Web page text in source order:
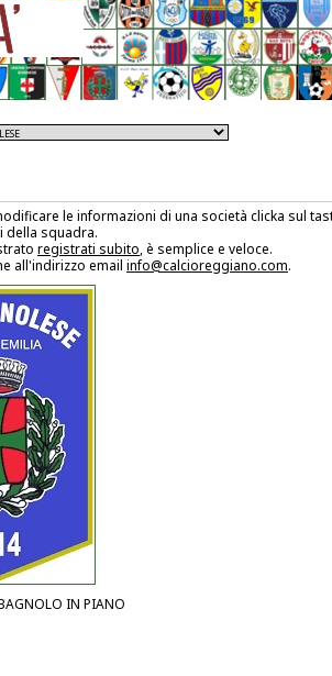
le informazioni di una società clicka sul
della squadra.
registrati subito, è semplice e veloce.
all'indirizzo email info@calcioreggiano.com.
IN PIANO